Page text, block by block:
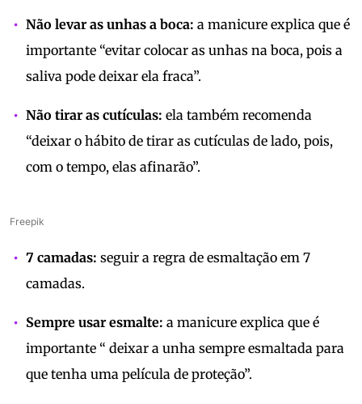
Não levar as unhas a boca: a manicure explica que é
importante “evitar colocar as unhas na boca, pois a
saliva pode deixar ela fraca”.
Não tirar as cutículas: ela também recomenda
“deixar o hábito de tirar as cutículas de lado, pois,
com o tempo, elas afinarão”.
Freepik
7 camadas: seguir a regra de esmaltação em 7
camadas.
Sempre usar esmalte: a manicure explica que é
importante “ deixar a unha sempre esmaltada para
que tenha uma película de proteção”.